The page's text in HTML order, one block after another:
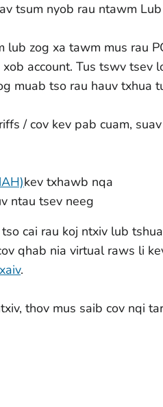
tsum nyob rau ntawm Lub
zog xa tawm mus rau
account. Tus tswv tsev
muab tso rau hauv txhua
/ cov kev pab cuam,
kev txhawb nqa
ntau tsev neeg
cai rau koj ntxiv lub
qhab nia virtual raws li
.
thov mus saib cov nqi